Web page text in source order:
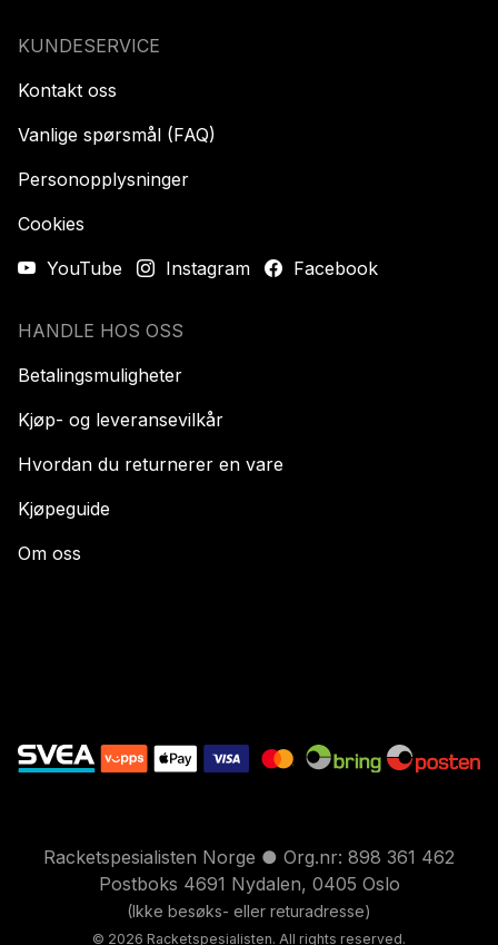
KUNDESERVICE
Kontakt oss
Vanlige spørsmål (FAQ)
Personopplysninger
Cookies
YouTube
Instagram Facebook
HANDLE HOS OSS
Betalingsmuligheter
Kjøp- og leveransevilkår
Hvordan du returnerer en vare
Kjøpeguide
Om oss
Racketspesialisten Norge ● Org.nr: 898 361 462
Postboks 4691 Nydalen, 0405 Oslo
(Ikke besøks- eller returadresse)
© 2026 Racketspesialisten. All rights reserved.